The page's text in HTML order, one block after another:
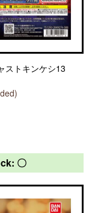
ストキンケシ13
〇